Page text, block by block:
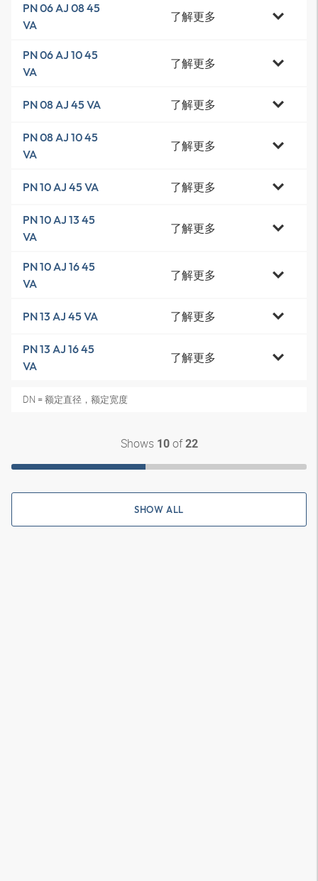
PN 06 AJ 08 45
VA
了解更多
PN 06 AJ 10 45
VA
了解更多
PN 08 AJ 45 VA 了解更多
PN 08 AJ 10 45
VA
了解更多
PN 10 AJ 45 VA 了解更多
PN 10 AJ 13 45
VA
了解更多
PN 10 AJ 16 45
VA
了解更多
PN 13 AJ 45 VA 了解更多
PN 13 AJ 16 45
VA
了解更多
DN = 额定直径，额定宽度
Shows 10of22
SHOW ALL